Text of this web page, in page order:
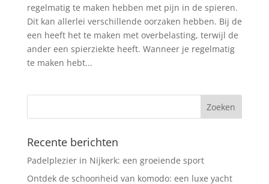
regelmatig te maken hebben met pijn in de spieren.
Dit kan allerlei verschillende oorzaken hebben. Bij de
een heeft het te maken met overbelasting, terwijl de
ander een spierziekte heeft. Wanneer je regelmatig
te maken hebt...
Recente berichten
Padelplezier in Nijkerk: een groeiende sport
Ontdek de schoonheid van komodo: een luxe yacht